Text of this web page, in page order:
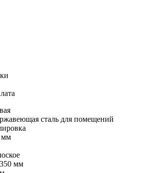
сталь для помещений
мм
350 мм